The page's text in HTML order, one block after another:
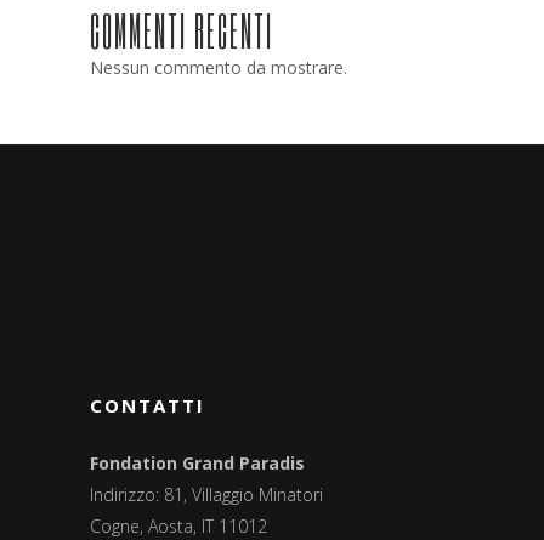
COMMENTI RECENTI
Nessun commento da mostrare.
CONTATTI
Fondation Grand Paradis
Indirizzo: 81, Villaggio Minatori
Cogne, Aosta, IT 11012